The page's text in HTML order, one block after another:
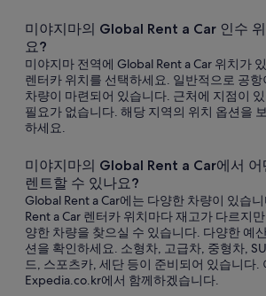
미야지마의 Global Rent a Car 인수
요?
미야지마 전역에 Global Rent a Car 위치가
렌터카 위치를 선택하세요. 일반적으로 공
차량이 마련되어 있습니다. 근처에 지점이
필요가 없습니다. 해당 지역의 위치 옵션을
하세요.
미야지마의 Global Rent a Car에서 어
렌트할 수 있나요?
Global Rent a Car에는 다양한 차량이 있습
Rent a Car 렌터카 위치마다 재고가 다르지
양한 차량을 찾으실 수 있습니다. 다양한 예
션을 확인하세요. 소형차, 고급차, 중형차,
드, 스포츠카, 세단 등이 준비되어 있습니다.
Expedia.co.kr에서 함께하겠습니다.